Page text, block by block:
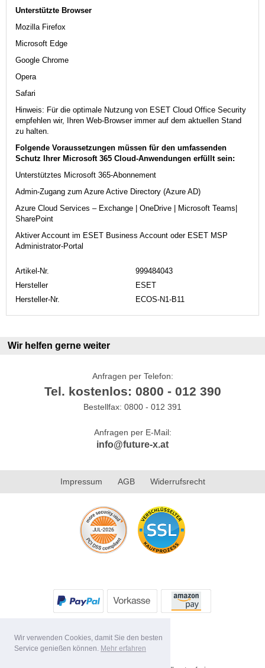
Wir verwenden Cookies, damit Sie den besten
Service genießen können. Mehr erfahren
Unterstützte Browser
Mozilla Firefox
Microsoft Edge
Google Chrome
Opera
Safari
Hinweis: Für die optimale Nutzung von ESET Cloud Office Security
empfehlen wir, Ihren Web-Browser immer auf dem aktuellen Stand
zu halten.
Folgende Voraussetzungen müssen für den umfassenden
Schutz Ihrer Microsoft 365 Cloud-Anwendungen erfüllt sein:
Unterstütztes Microsoft 365-Abonnement
Admin-Zugang zum Azure Active Directory (Azure AD)
Azure Cloud Services – Exchange | OneDrive | Microsoft Teams|
SharePoint
Aktiver Account im ESET Business Account oder ESET MSP
Administrator-Portal
Artikel-Nr.
999484043
Hersteller
ESET
Hersteller-Nr.
ECOS-N1-B11
Wir helfen gerne weiter
Anfragen per Telefon:
Tel. kostenlos: 0800 - 012 390
Bestellfax: 0800 - 012 391
Anfragen per E-Mail:
info@future-x.at
Impressum AGB Widerrufsrecht